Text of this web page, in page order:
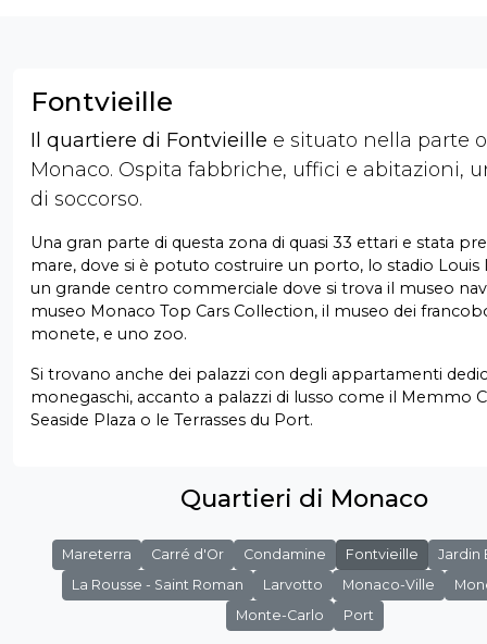
Fontvieille
Il quartiere di Fontvieille e situato nella parte
Monaco. Ospita fabbriche, uffici e abitazioni,
di soccorso.
Una gran parte di questa zona di quasi 33 ettari e stata
mare, dove si è potuto costruire un porto, lo stadio Louis
un grande centro commerciale dove si trova il museo
museo Monaco Top Cars Collection, il museo dei
monete, e uno zoo.
Si trovano anche dei palazzi con degli appartamenti
monegaschi, accanto a palazzi di lusso come il Memmo
Seaside Plaza o le Terrasses du Port.
Quartieri di Monaco
Mareterra Carré d'Or Condamine Fontvieille
Jardin
La Rousse - Saint Roman
Larvotto Monaco-Ville
Monte-Carlo
Port